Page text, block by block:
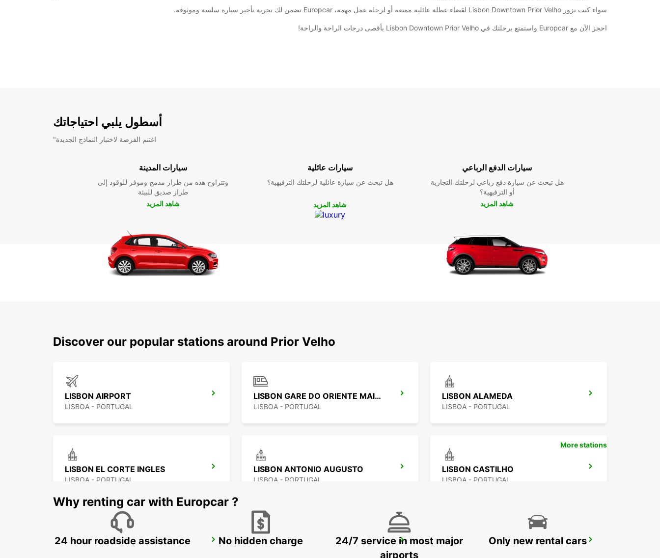
سواء كنت تزور Lisbon Downtown Prior Velho لقضاء عطلة عائلية ممتعة أو لرحلة عمل مهمة، Europcar تضمن لك تجربة تأجير سيارة سلسة وموثوقة.
احجز الآن مع Europcar واستمتع برحلتك في Lisbon Downtown Prior Velho بأقصى درجات الراحة والراحة!
أسطول يلبي احتياجاتك
"اغتنم الفرصة لاختبار النماذج الجديدة
سيارات المدينة
وتتراوح هذه من طراز مدمج وموفر للوقود إلى
طراز صديق للبيئة
شاهد المزيد
سيارات عائلية
هل تبحث عن سيارة عائلية لرحلتك الترفيهية؟
شاهد المزيد
سيارات الدفع الرباعي
هل تبحث عن سيارة دفع رباعي لرحلتك التجارية
أو الترفيهية؟
شاهد المزيد
Discover our popular stations around Prior Velho
LISBON AIRPORT
LISBOA - PORTUGAL
LISBON GARE DO ORIENTE MAIN STATION
LISBOA - PORTUGAL
LISBON ALAMEDA
LISBOA - PORTUGAL
LISBON EL CORTE INGLES
LISBOA - PORTUGAL
LISBON ANTONIO AUGUSTO
LISBOA - PORTUGAL
LISBON CASTILHO
LISBOA - PORTUGAL
LISBON CITY LISBON SANTA APOLONIA MAIN STATION CORROIOS SEIXAL
More stations
Why renting car with Europcar ?
24 hour roadside assistance No hidden charge
24/7 service in most major
airports
Only new rental cars